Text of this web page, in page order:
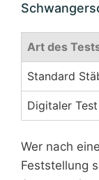
Art des
Standard
Digitaler Test
Wer nach
Feststellung